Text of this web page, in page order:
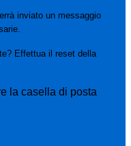
inviato un messaggio
Effettua il reset della
la casella di posta